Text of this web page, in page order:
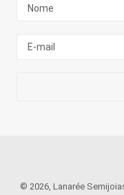
© 2026, Lanarée